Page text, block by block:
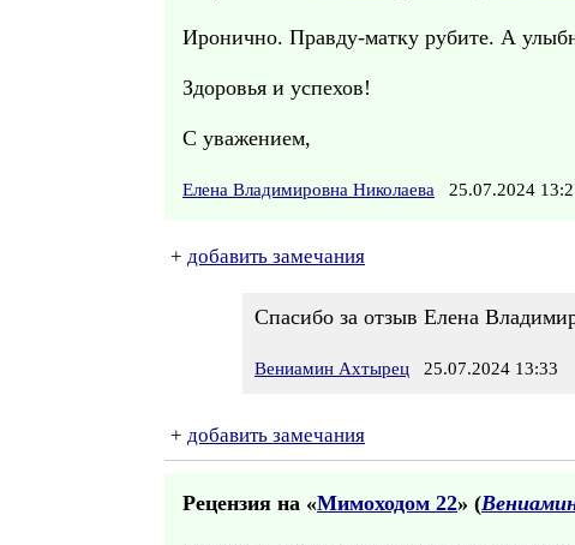
Иронично. Правду-матку рубите. А
Здоровья и успехов!
С уважением,
Елена Владимировна Николаева 25.07.2024
+ добавить замечания
Спасибо за отзыв Елена
Вениамин Ахтырец 25.07.2024 13:33
+ добавить замечания
Рецензия на «Мимоходом 22» (